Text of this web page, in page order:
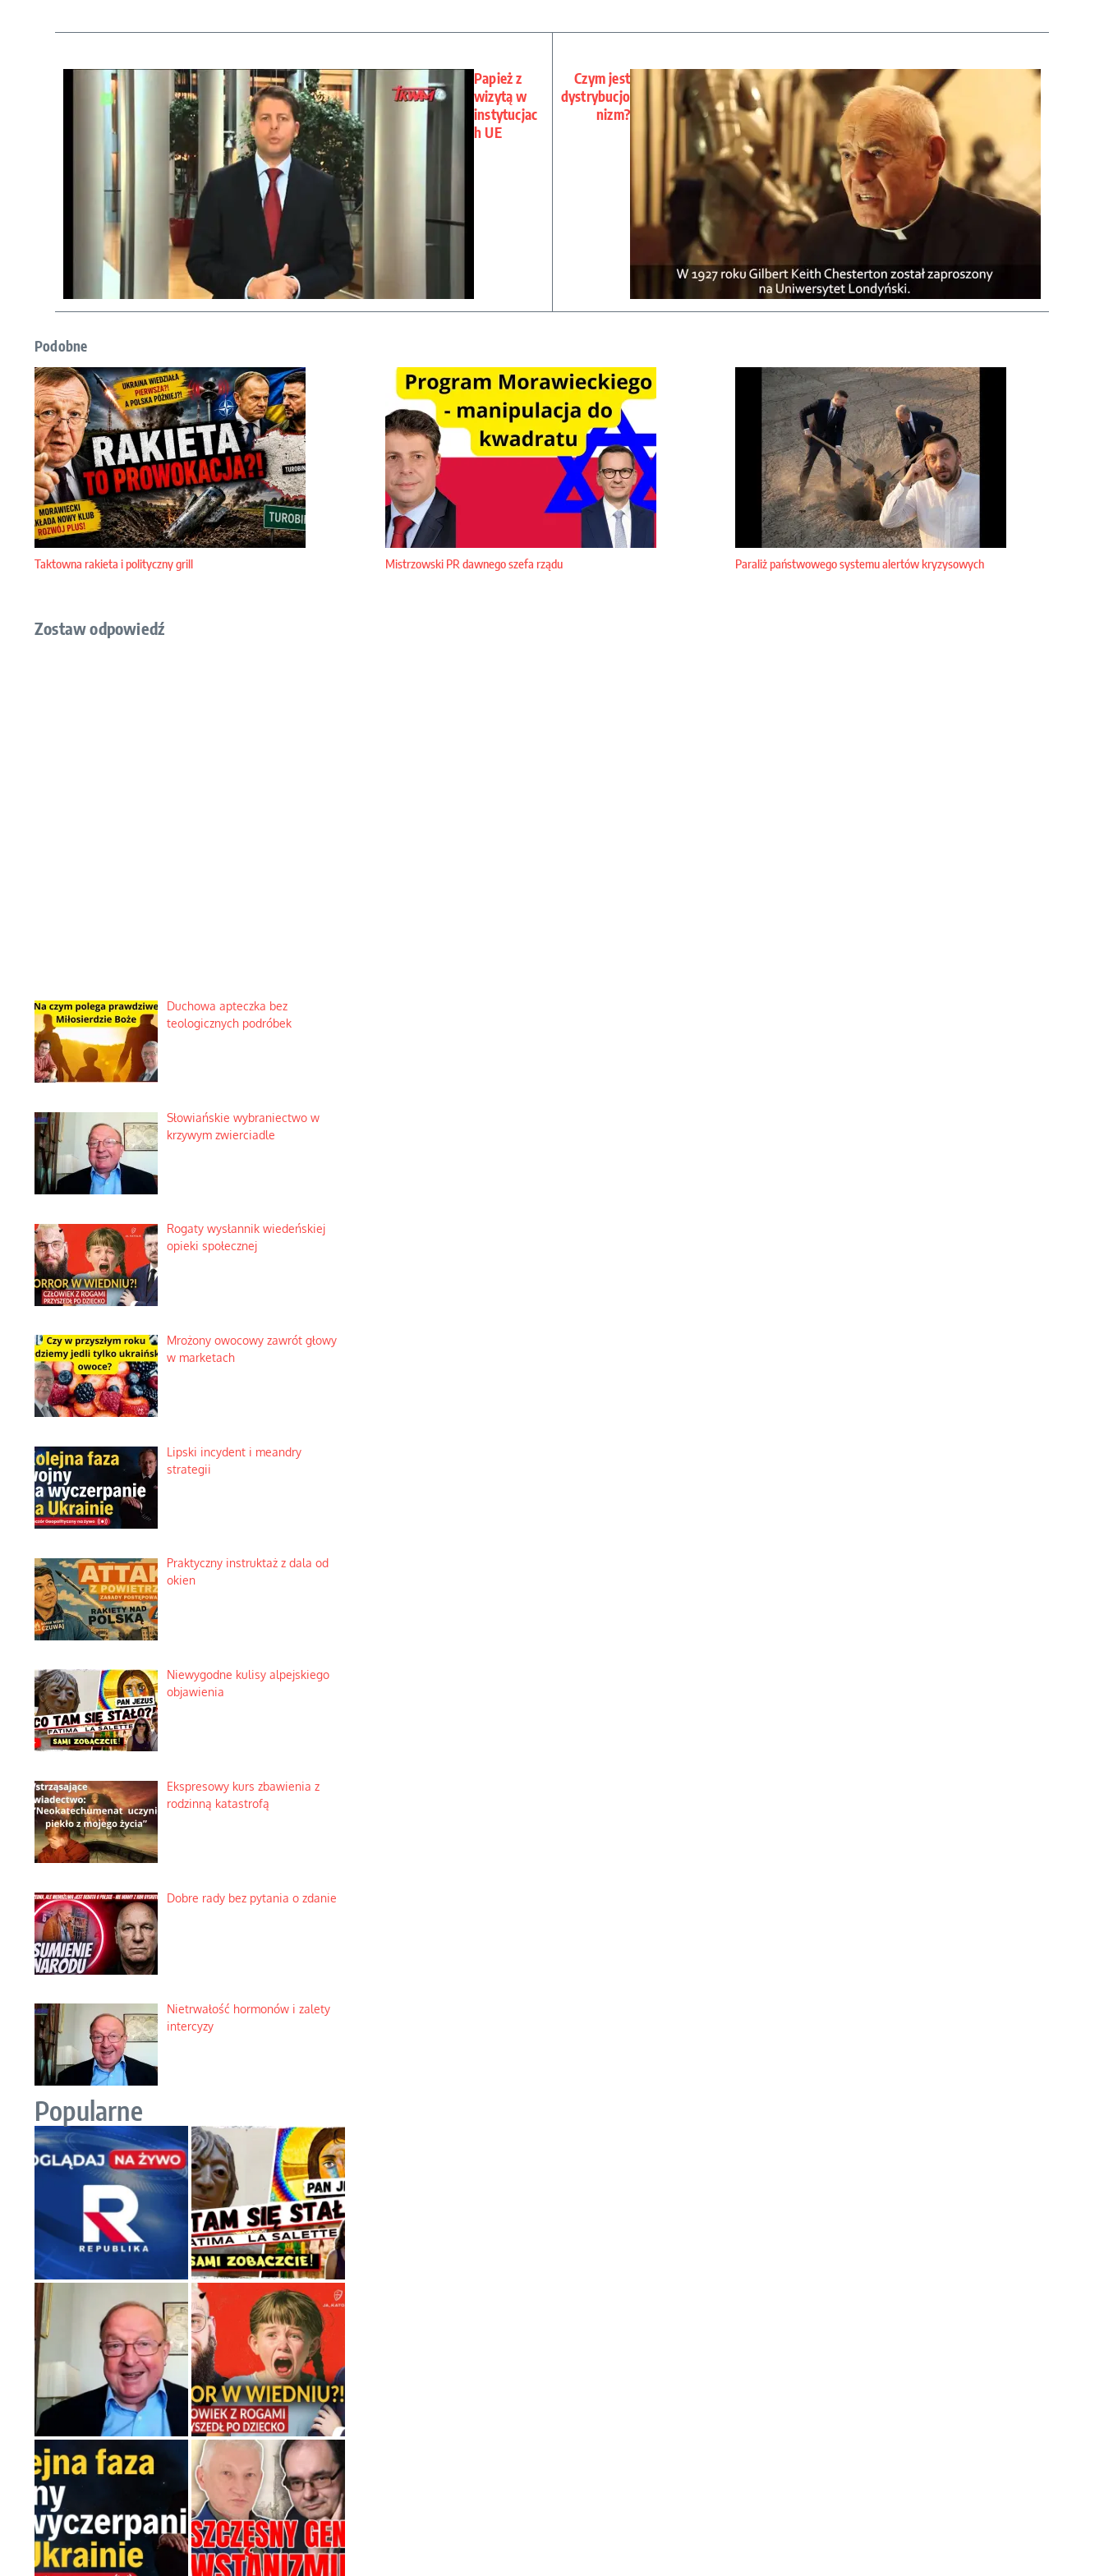
Papież z
wizytą w
instytucjac
h UE
Czym jest
dystrybucjo
nizm?
Podobne
Taktowna rakieta i polityczny grill Mistrzowski PR dawnego szefa rządu Paraliż państwowego systemu alertów kryzysowych
Zostaw odpowiedź
Duchowa apteczka bez
teologicznych podróbek
Słowiańskie wybraniectwo w
krzywym zwierciadle
Rogaty wysłannik wiedeńskiej
opieki społecznej
Mrożony owocowy zawrót głowy
w marketach
Lipski incydent i meandry
strategii
Praktyczny instruktaż z dala od
okien
Niewygodne kulisy alpejskiego
objawienia
Ekspresowy kurs zbawienia z
rodzinną katastrofą
Dobre rady bez pytania o zdanie
Nietrwałość hormonów i zalety
intercyzy
Popularne